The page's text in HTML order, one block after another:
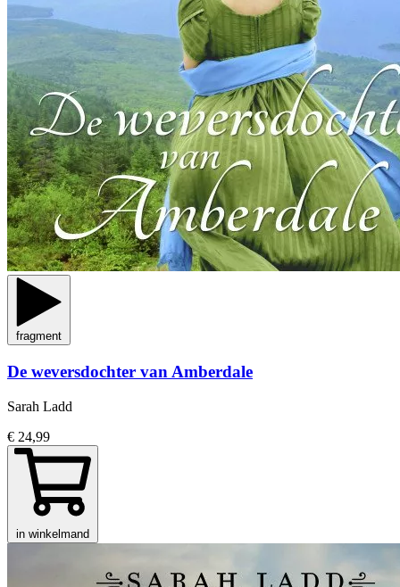
fragment
De weversdochter van Amberdale
Sarah Ladd
€ 24,99
in winkelmand